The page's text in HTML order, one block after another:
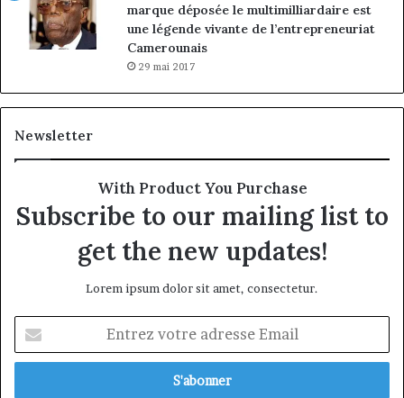
marque déposée le multimilliardaire est
une légende vivante de l’entrepreneuriat
Camerounais
29 mai 2017
Newsletter
With Product You Purchase
Subscribe to our mailing list to
get the new updates!
Lorem ipsum dolor sit amet, consectetur.
votre
adresse